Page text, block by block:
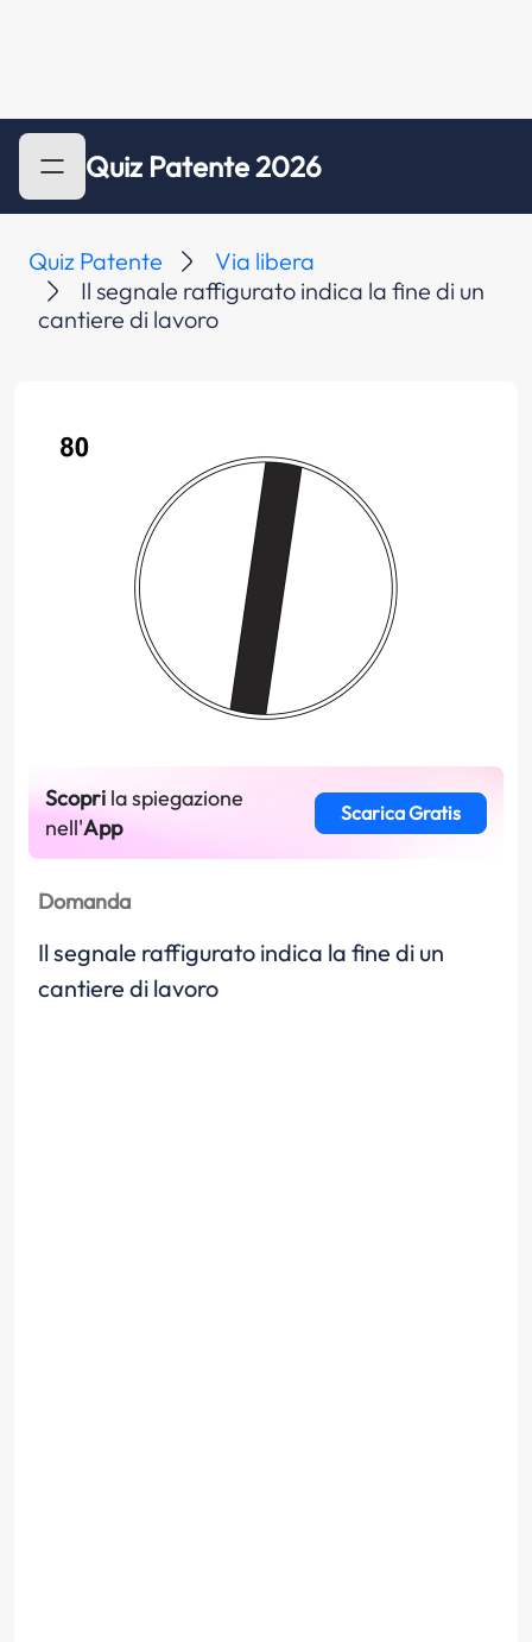
Quiz Patente 2026
Quiz Patente
Via libera
Il segnale raffigurato indica la fine di un
cantiere di lavoro
Scopri la spiegazione
nell'App
Scarica Gratis
Domanda
Il segnale raffigurato indica la fine di un
cantiere di lavoro